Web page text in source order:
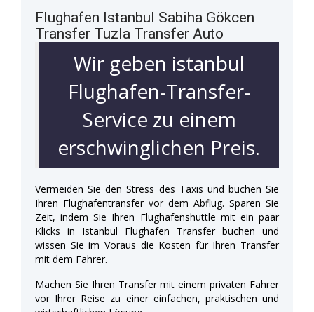
Flughafen Istanbul Sabiha Gökcen
Transfer Tuzla Transfer Auto
Wir geben istanbul
Flughafen-Transfer-
Service zu einem
erschwinglichen Preis.
Vermeiden Sie den Stress des Taxis und buchen Sie
Ihren Flughafentransfer vor dem Abflug. Sparen Sie
Zeit, indem Sie Ihren Flughafenshuttle mit ein paar
Klicks in Istanbul Flughafen Transfer buchen und
wissen Sie im Voraus die Kosten für Ihren Transfer
mit dem Fahrer.
Machen Sie Ihren Transfer mit einem privaten Fahrer
vor Ihrer Reise zu einer einfachen, praktischen und